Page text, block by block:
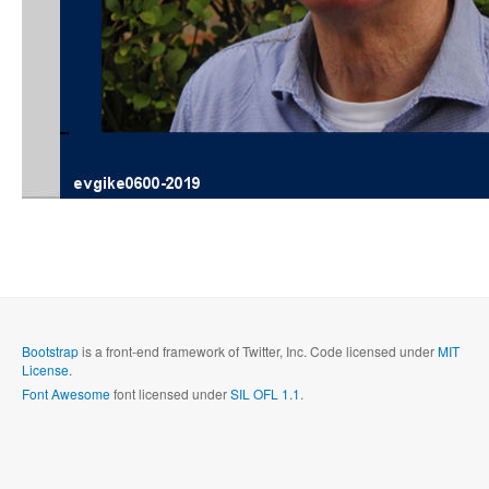
Bootstrapis a front-end framework of Twitter, Inc. Code licensed underMIT
License.
Font Awesomefont licensed underSIL OFL 1.1.